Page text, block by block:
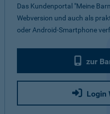
Das Kundenportal "Meine
Webversion und auch als
oder Android-Smartphone
zur
Login